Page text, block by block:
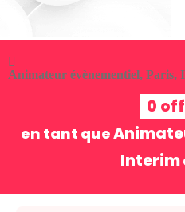
Animateur évènementiel, Paris,
0
en tant que
Interim